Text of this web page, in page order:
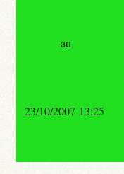
au
23/10/2007 13:25